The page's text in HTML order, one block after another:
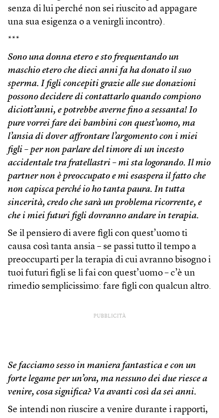
senza di lui perché non sei riuscito ad appagare
una sua esigenza o a venirgli incontro).
***
Sono una donna etero e sto frequentando un
maschio etero che dieci anni fa ha donato il suo
sperma. I figli concepiti grazie alle sue donazioni
possono decidere di contattarlo quando compiono
diciott’anni, e potrebbe averne fino a sessanta! Io
pure vorrei fare dei bambini con quest’uomo, ma
l’ansia di dover affrontare l’argomento con i miei
figli – per non parlare del timore di un incesto
accidentale tra fratellastri – mi sta logorando. Il mio
partner non è preoccupato e mi esaspera il fatto che
non capisca perché io ho tanta paura. In tutta
sincerità, credo che sarà un problema ricorrente, e
che i miei futuri figli dovranno andare in terapia.
Se il pensiero di avere figli con quest’uomo ti
causa così tanta ansia – se passi tutto il tempo a
preoccuparti per la terapia di cui avranno bisogno i
tuoi futuri figli se li fai con quest’uomo – c’è un
rimedio semplicissimo: fare figli con qualcun altro.
PUBBLICITÀ
Se facciamo sesso in maniera fantastica e con un
forte legame per un’ora, ma nessuno dei due riesce a
venire, cosa significa? Va avanti così da sei anni.
Se intendi non riuscire a venire durante i rapporti,